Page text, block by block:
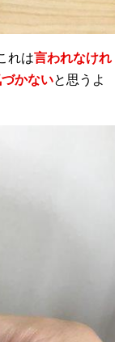
れは言われなけれ
かないと思うよ